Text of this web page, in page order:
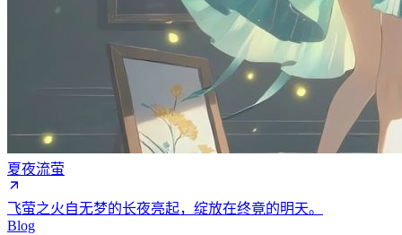
夏夜流萤
飞萤之火自无梦的长夜亮起，绽放在终竟的明天。
Blog